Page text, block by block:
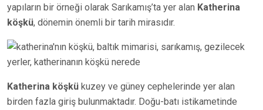
yapıların bir örneği olarak Sarıkamış’ta yer alan Katherina
köşkü, dönemin önemli bir tarih mirasıdır.
Katherina köşkü kuzey ve güney cephelerinde yer alan
birden fazla giriş bulunmaktadır. Doğu-batı istikametinde